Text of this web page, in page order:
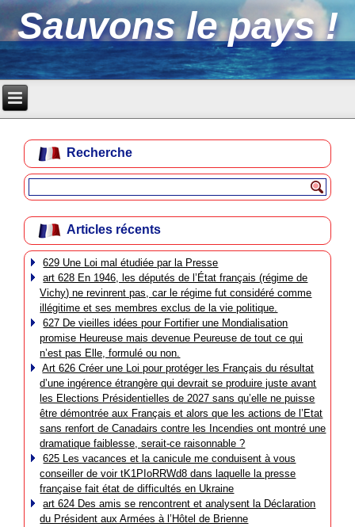
Sauvons le pays !
Recherche
Articles récents
629 Une Loi mal étudiée par la Presse
art 628 En 1946, les députés de l’État français (régime de
Vichy) ne revinrent pas, car le régime fut considéré comme
illégitime et ses membres exclus de la vie politique.
627 De vieilles idées pour Fortifier une Mondialisation
promise Heureuse mais devenue Peureuse de tout ce qui
n’est pas Elle, formulé ou non.
Art 626 Créer une Loi pour protéger les Français du résultat
d’une ingérence étrangère qui devrait se produire juste avant
les Elections Présidentielles de 2027 sans qu’elle ne puisse
être démontrée aux Français et alors que les actions de l’Etat
sans renfort de Canadairs contre les Incendies ont montré une
dramatique faiblesse, serait-ce raisonnable ?
625 Les vacances et la canicule me conduisent à vous
conseiller de voir tK1PIoRRWd8 dans laquelle la presse
française fait état de difficultés en Ukraine
art 624 Des amis se rencontrent et analysent la Déclaration
du Président aux Armées à l’Hôtel de Brienne